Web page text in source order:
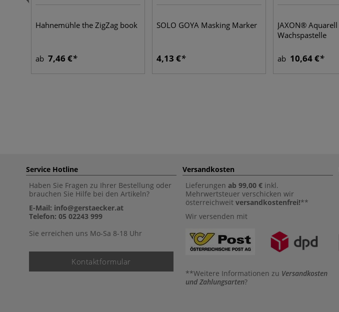
Hahnemühle the ZigZag book
ab 7,46 €
SOLO GOYA Masking Marker
4,13 €
JAXON® Aquarell
Wachspastelle
ab 10,64 €
Service Hotline
Haben Sie Fragen zu Ihrer Bestellung oder
brauchen Sie Hilfe bei den Artikeln?
E-Mail: info@gerstaecker.at
Telefon: 05 02243 999
Sie erreichen uns Mo-Sa 8-18 Uhr
Kontaktformular
Versandkosten
Lieferungen ab 99,00 € inkl.
Mehrwertsteuer verschicken wir
österreichweit versandkostenfrei!**
Wir versenden mit
**Weitere Informationen zu Versandkosten
und Zahlungsarten?